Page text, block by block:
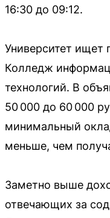
16:30 до 09:12.
Университет ищет
Колледж
технологий. В
50 000 до 60 000
минимальный
меньше, чем
Заметно выше
отвечающих за